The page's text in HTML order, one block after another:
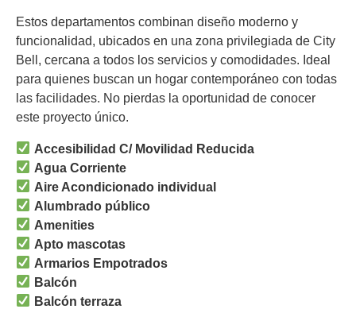
Estos departamentos combinan diseño moderno y
funcionalidad, ubicados en una zona privilegiada de City
Bell, cercana a todos los servicios y comodidades. Ideal
para quienes buscan un hogar contemporáneo con todas
las facilidades. No pierdas la oportunidad de conocer
este proyecto único.
Accesibilidad C/ Movilidad Reducida
Agua Corriente
Aire Acondicionado individual
Alumbrado público
Amenities
Apto mascotas
Armarios Empotrados
Balcón
Balcón terraza